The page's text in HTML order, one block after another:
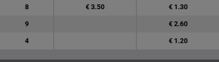
8 € 3.50 € 1.30
9 € 2.60
4 € 1.20